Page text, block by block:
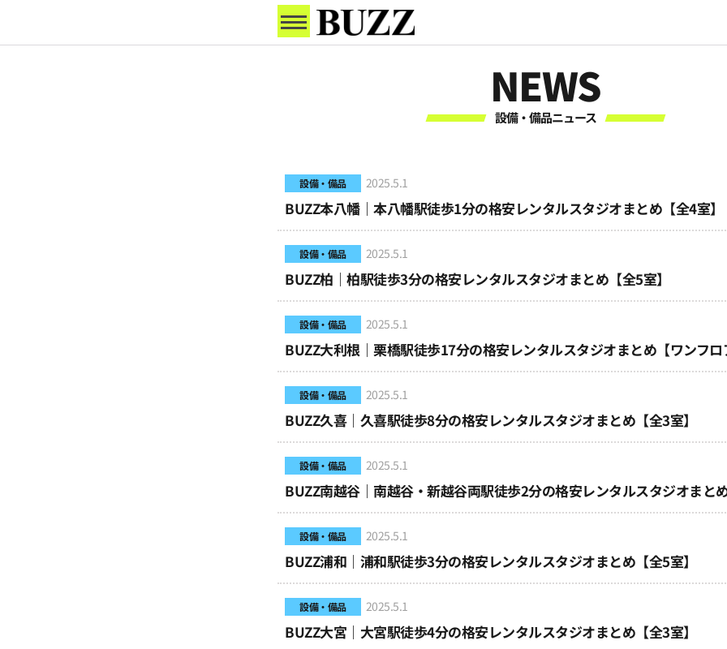
NEWS
設備・備品ニュース
設備・備品 2025.5.1
BUZZ本八幡｜本八幡駅徒歩1分の格安レンタルスタジオまとめ【全4室】
設備・備品 2025.5.1
BUZZ柏｜柏駅徒歩3分の格安レンタルスタジオまとめ【全5室】
設備・備品 2025.5.1
BUZZ大利根｜栗橋駅徒歩17分の格安レンタルスタジオまとめ【ワンフロ
設備・備品 2025.5.1
BUZZ久喜｜久喜駅徒歩8分の格安レンタルスタジオまとめ【全3室】
設備・備品 2025.5.1
BUZZ南越谷｜南越谷・新越谷両駅徒歩2分の格安レンタルスタジオまと
設備・備品 2025.5.1
BUZZ浦和｜浦和駅徒歩3分の格安レンタルスタジオまとめ【全5室】
設備・備品 2025.5.1
BUZZ大宮｜大宮駅徒歩4分の格安レンタルスタジオまとめ【全3室】